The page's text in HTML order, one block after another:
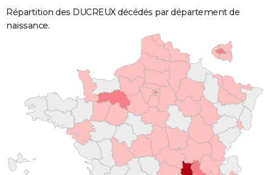
Répartition des DUCREUX décédés par département de
naissance.